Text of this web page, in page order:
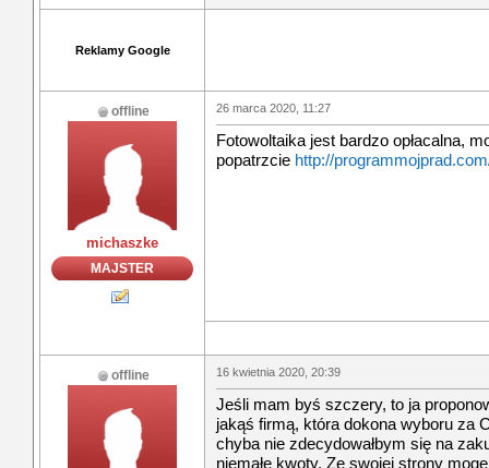
Reklamy Google
offline
michaszke
MAJSTER
26 marca 2020, 11:27
Fotowoltaika jest bardzo opłacalna,
popatrzcie http://
offline 16 kwietnia 2020, 20:39
Jeśli mam byś szczery, to ja
jakąś firmą, która dokona wyboru za
chyba nie zdecydowałbym się na
niemałe kwoty. Ze swojej strony